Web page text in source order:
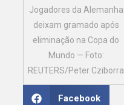
Jogadores da Alemanha
deixam gramado após
eliminação na Copa do
Mundo — Foto:
REUTERS/Peter Cziborra
Facebook